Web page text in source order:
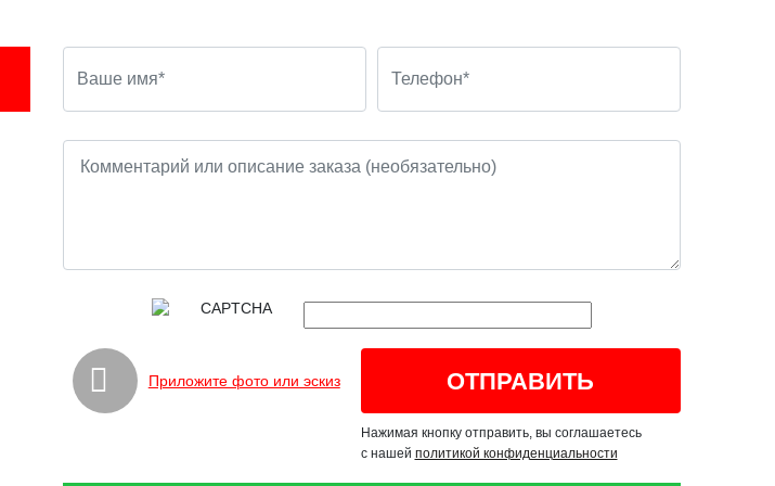
Приложите фото или эскиз
Нажимая кнопку отправить, вы соглашаетесь
с нашей политикой конфиденциальности